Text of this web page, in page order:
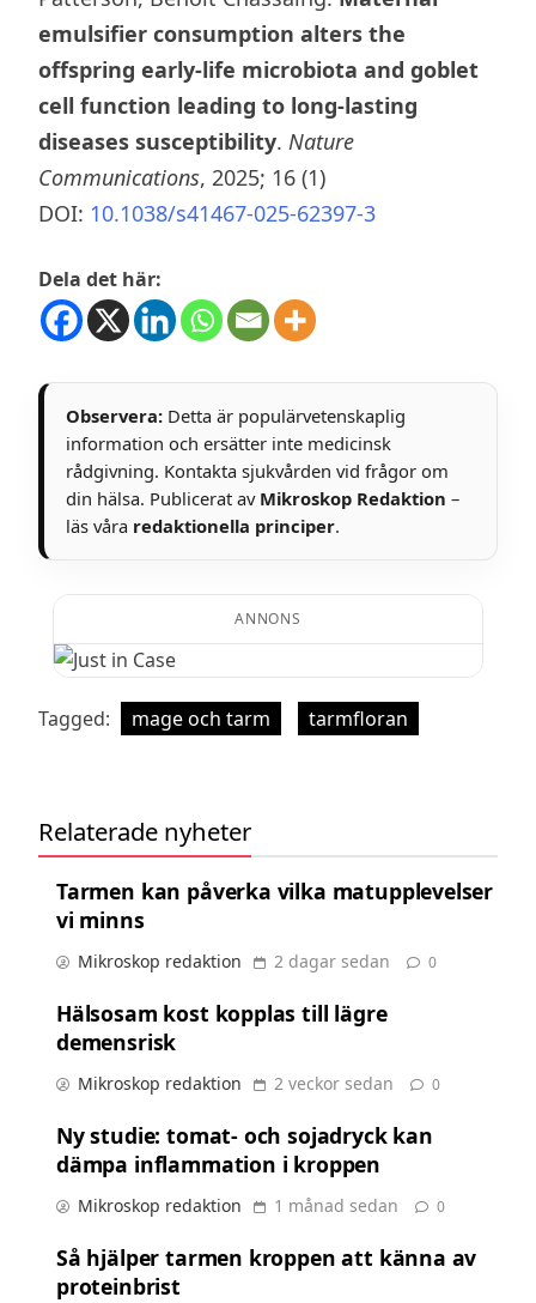
emulsifier consumption alters the
offspring early-life microbiota and goblet
cell function leading to long-lasting
diseases susceptibility. Nature
Communications, 2025; 16 (1)
DOI: 10.1038/s41467-025-62397-3
Dela det här:
Observera: Detta är populärvetenskaplig
information och ersätter inte medicinsk
rådgivning. Kontakta sjukvården vid frågor om
din hälsa. Publicerat av Mikroskop Redaktion –
läs våra redaktionella principer.
ANNONS
Tagged: mage och tarm tarmfloran
Relaterade nyheter
Tarmen kan påverka vilka matupplevelser
vi minns
Mikroskop redaktion 2 dagar sedan 0
Hälsosam kost kopplas till lägre
demensrisk
Mikroskop redaktion 2 veckor sedan 0
Ny studie: tomat- och sojadryck kan
dämpa inflammation i kroppen
Mikroskop redaktion 1 månad sedan 0
Så hjälper tarmen kroppen att känna av
proteinbrist